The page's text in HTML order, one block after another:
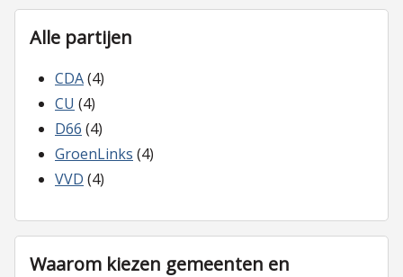
Alle partijen
CDA(4)
CU (4)
D66 (4)
GroenLinks (4)
VVD (4)
Waarom kiezen gemeenten en